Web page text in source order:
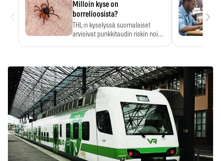
Milloin kyse on
borrelioosista?
THL:n kyselyssä suomalaiset
arvioivat punkkitaudin riskin noin
›